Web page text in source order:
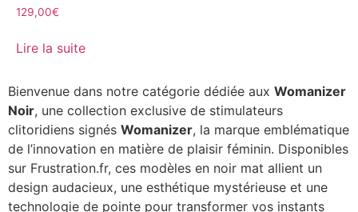
129,00€
Lire la suite
Bienvenue dans notre catégorie dédiée aux Womanizer
Noir, une collection exclusive de stimulateurs
clitoridiens signés Womanizer, la marque emblématique
de l’innovation en matière de plaisir féminin. Disponibles
sur Frustration.fr, ces modèles en noir mat allient un
design audacieux, une esthétique mystérieuse et une
technologie de pointe pour transformer vos instants